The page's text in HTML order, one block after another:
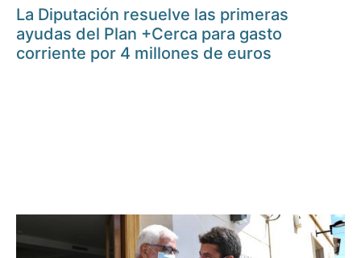
La Diputación resuelve las primeras
ayudas del Plan +Cerca para gasto
corriente por 4 millones de euros